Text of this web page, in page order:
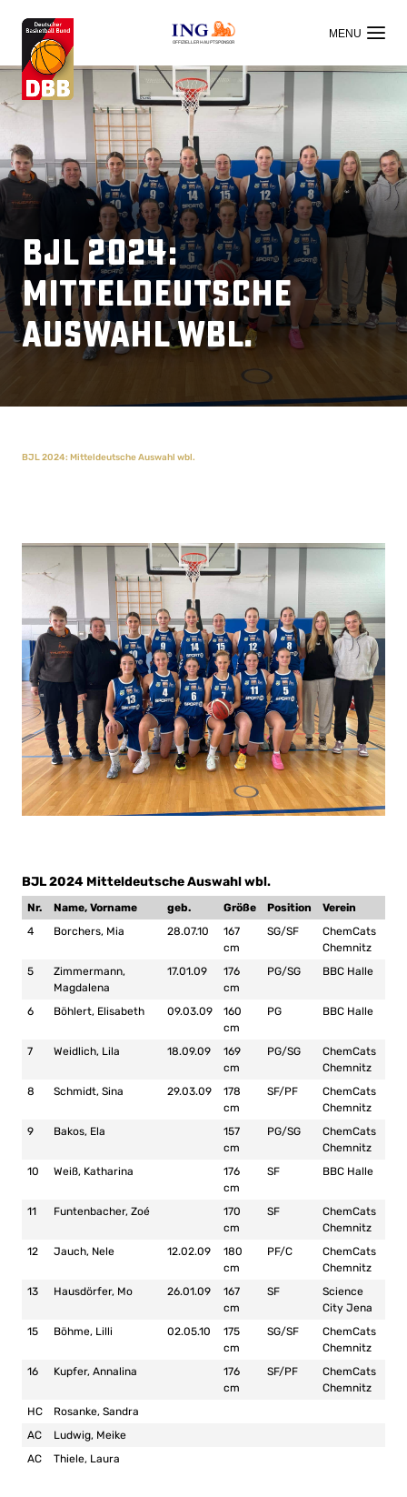
OFFIZIELLER HAUPTSPONSOR
BJL 2024:
Mitteldeutsche
Auswahl wbl.
BJL 2024: Mitteldeutsche Auswahl wbl.
BJL 2024 Mitteldeutsche Auswahl wbl.
Nr. Name, Vorname geb. Größe Position
Verein
4
Borchers, Mia 28.07.10
167
cm
SG/SF
ChemCats
Chemnitz
5
Zimmermann,
Magdalena
17.01.09
176
cm
PG/SG BBC Halle
6 Böhlert, Elisabeth 09.03.09
160
cm
PG BBC Halle
7 Weidlich, Lila 18.09.09
169
cm
PG/SG
ChemCats
Chemnitz
8
Schmidt, Sina 29.03.09
178
cm
SF/PF
ChemCats
Chemnitz
9
Bakos, Ela
157
cm
PG/SG
ChemCats
Chemnitz
10
Weiß, Katharina
176
cm
SF BBC Halle
11 Funtenbacher, Zoé
170
cm
SF
ChemCats
Chemnitz
12
Jauch, Nele 12.02.09
180
cm
PF/C
ChemCats
Chemnitz
13
Hausdörfer, Mo 26.01.09
167
cm
SF
Science
City Jena
15
Böhme, Lilli 02.05.10
175
cm
SG/SF
ChemCats
Chemnitz
16
Kupfer, Annalina
176
cm
SF/PF
ChemCats
Chemnitz
HC
Rosanke, Sandra
AC
Ludwig, Meike
AC
Thiele, Laura